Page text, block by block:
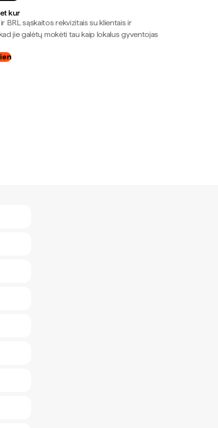
kur
ir BRL sąskaitos rekvizitais su klientais ir
jie galėtų mokėti tau kaip lokalus gyventojas